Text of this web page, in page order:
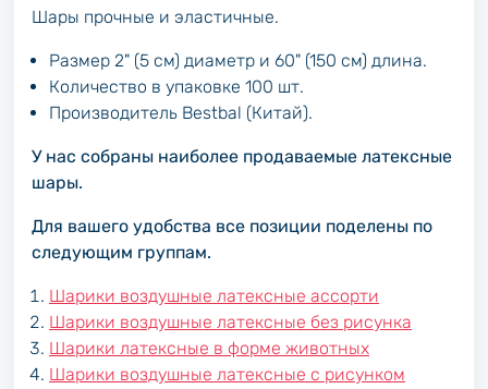
Шары прочные и эластичные.
Размер 2" (5 см) диаметр и 60" (150 см) длина.
Количество в упаковке 100 шт.
Производитель Bestbal (Китай).
У нас собраны наиболее продаваемые латексные
шары.
Для вашего удобства все позиции поделены по
следующим группам.
Шарики воздушные латексные ассорти
Шарики воздушные латексные без рисунка
Шарики латексные в форме животных
Шарики воздушные латексные с рисунком